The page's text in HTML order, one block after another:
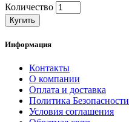
Количество
Купить
Информация
Контакты
О компании
Оплата и доставка
Политика Безопасности
Условия соглашения